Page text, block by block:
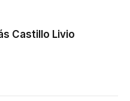
Castillo Livio